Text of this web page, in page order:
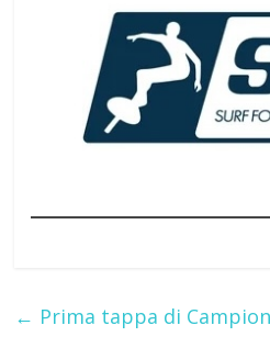
← Prima tappa di